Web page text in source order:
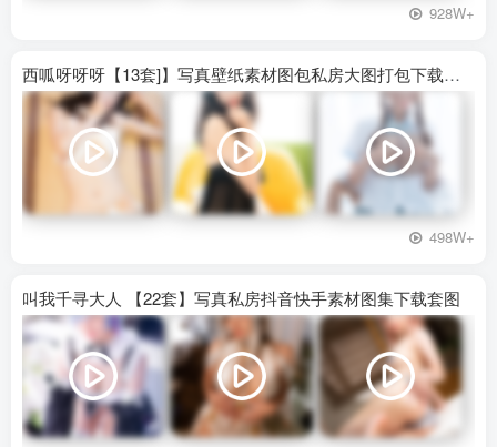
928W+
西呱呀呀呀【13套]】写真壁纸素材图包私房大图打包下载百度网盘
498W+
叫我千寻大人 【22套】写真私房抖音快手素材图集下载套图